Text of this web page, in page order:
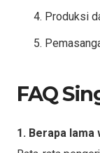
Produksi
FAQ
1. Berapa